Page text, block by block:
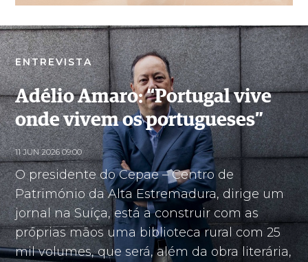
ENTREVISTA
Adélio Amaro: “Portugal vive
onde vivem os portugueses”
11 JUN 2026 09:00
O presidente do Cepae – Centro de
Património da Alta Estremadura, dirige um
jornal na Suíça, está a construir com as
próprias mãos uma biblioteca rural com 25
mil volumes, que será, além da obra literária,